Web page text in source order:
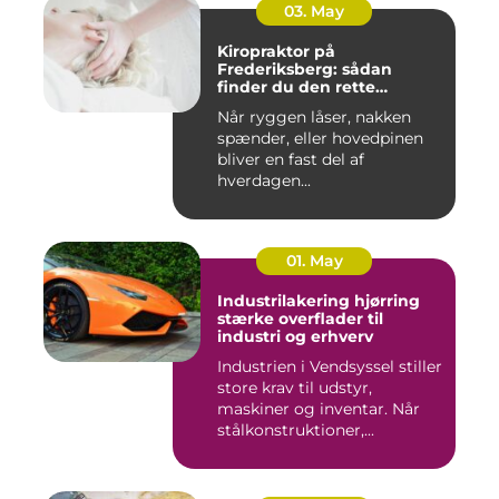
03. May
Kiropraktor på
Frederiksberg: sådan
finder du den rette
Når ryggen låser, nakken
spænder, eller hovedpinen
bliver en fast del af
hverdagen...
01. May
Industrilakering hjørring
stærke overflader til
industri og erhverv
Industrien i Vendsyssel stiller
store krav til udstyr,
maskiner og inventar. Når
stålkonstruktioner,...